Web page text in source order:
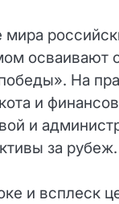
мира
осваивают
На
и
и
за рубеж.
и всплеск